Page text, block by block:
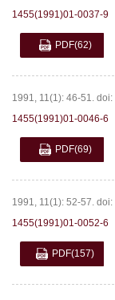
1455(1991)01-0037-9
PDF(62)
1991, 11(1): 46-51. doi:
1455(1991)01-0046-6
PDF(69)
1991, 11(1): 52-57. doi:
1455(1991)01-0052-6
PDF(157)